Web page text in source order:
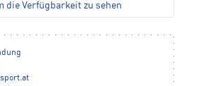
die Verfügbarkeit zu sehen